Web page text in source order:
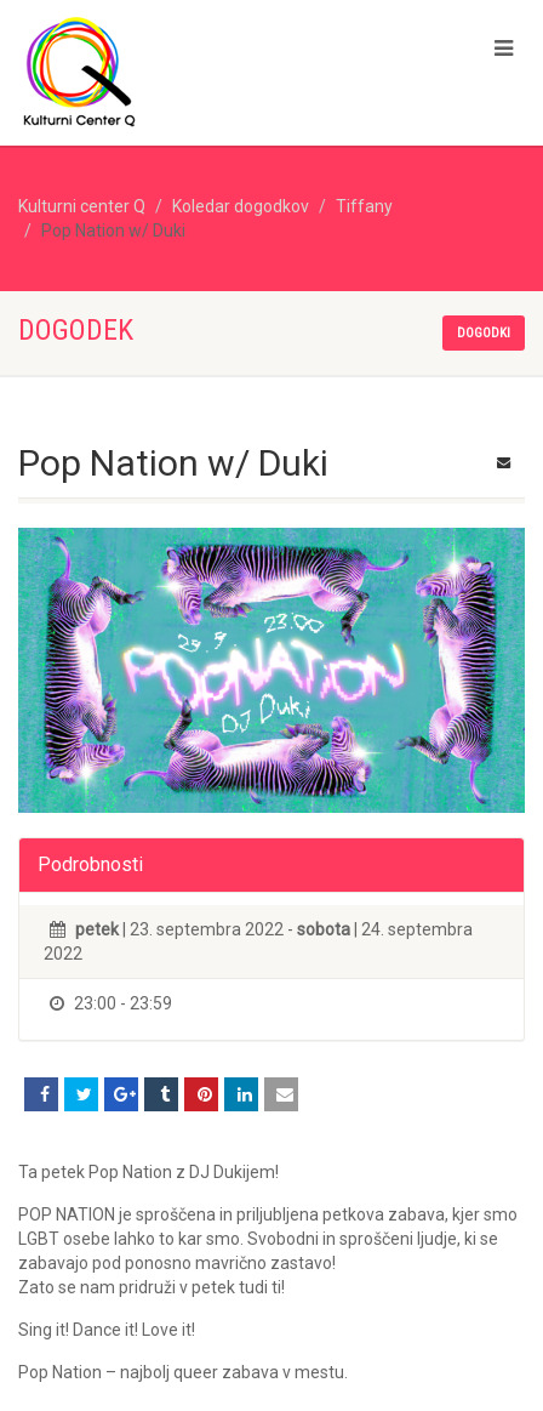
Kulturni center Q Koledar dogodkov
Tiffany
Pop Nation w/ Duki
DOGODEK DOGODKI
Pop Nation w/ Duki
Podrobnosti
petek | 23. septembra 2022 - sobota | 24. septembra
2022
23:00 - 23:59
Ta petek Pop Nation z DJ Dukijem!
POP NATION je sproščena in priljubljena petkova zabava, kjer smo
LGBT osebe lahko to kar smo. Svobodni in sproščeni ljudje, ki se
zabavajo pod ponosno mavrično zastavo!
Zato se nam pridruži v petek tudi ti!
Sing it! Dance it! Love it!
Pop Nation – najbolj queer zabava v mestu.